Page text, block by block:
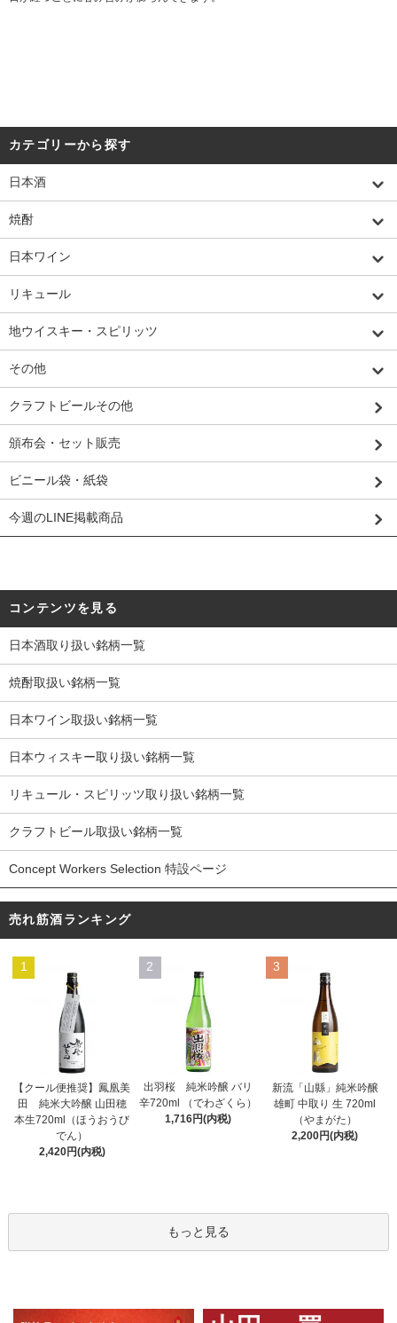
カテゴリーから探す
日本酒
焼酎
日本ワイン
リキュール
地ウイスキー・スピリッツ
その他
クラフトビールその他
頒布会・セット販売
ビニール袋・紙袋
今週のLINE掲載商品
コンテンツを見る
日本酒取り扱い銘柄一覧
焼酎取扱い銘柄一覧
日本ワイン取扱い銘柄一覧
日本ウィスキー取り扱い銘柄一覧
リキュール・スピリッツ取り扱い銘柄一覧
クラフトビール取扱い銘柄一覧
Concept Workers Selection 特設ページ
売れ筋酒ランキング
1
【クール便推奨】鳳凰美
田 純米大吟醸 山田穂
本生720ml（ほうおうび
でん）
2,420円(内税)
2
出羽桜 純米吟醸 バリ
辛720ml （でわざくら）
1,716円(内税)
3
新流「山縣」純米吟醸
雄町 中取り 生 720ml
（やまがた）
2,200円(内税)
もっと見る